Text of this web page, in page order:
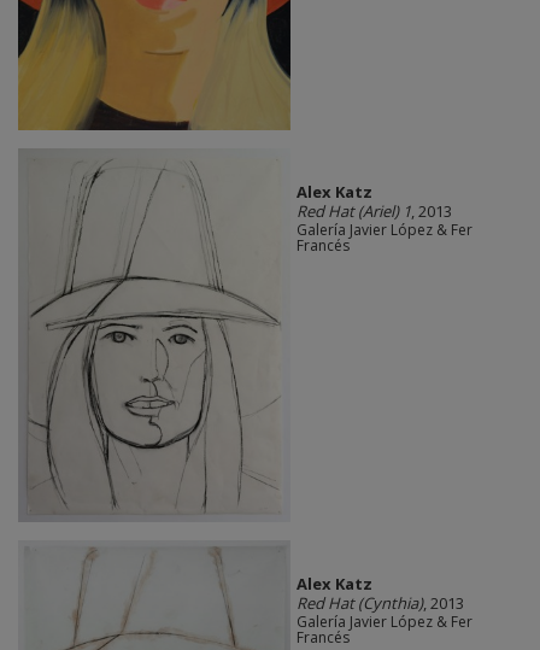
Alex Katz
Red Hat (Ariel) 1, 2013
Galería Javier López & Fer
Francés
Alex Katz
Red Hat (Cynthia), 2013
Galería Javier López & Fer
Francés